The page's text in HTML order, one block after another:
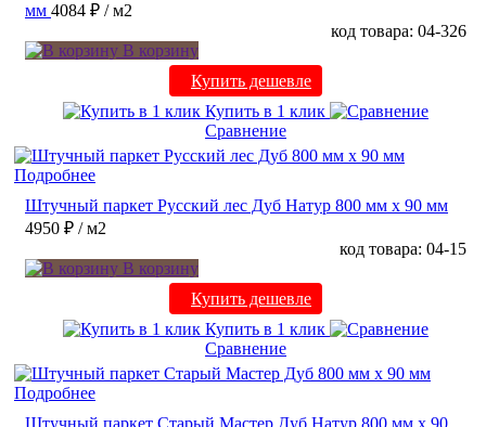
мм 4084 ₽ / м2
код товара: 04-326
В корзину
Купить дешевле
Купить в 1 клик
Сравнение
Подробнее
Штучный паркет Русский лес Дуб Натур 800 мм х 90 мм
4950 ₽ / м2
код товара: 04-15
В корзину
Купить дешевле
Купить в 1 клик
Сравнение
Подробнее